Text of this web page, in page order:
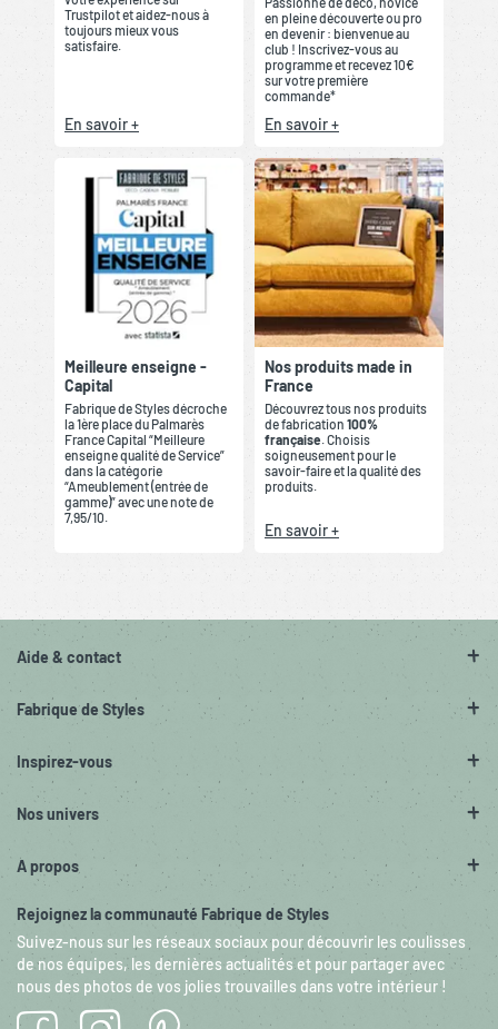
Trustpilot et aidez-nous à
toujours mieux vous
satisfaire.
En savoir +
en pleine découverte ou pro
en devenir : bienvenue au
club ! Inscrivez-vous au
programme et recevez 10€
sur votre première
commande*
En savoir +
Meilleure enseigne -
Capital
Fabrique de Styles décroche
la 1ère place du Palmarès
France Capital “Meilleure
enseigne qualité de Service”
dans la catégorie
“Ameublement (entrée de
gamme)” avec une note de
7,95/10.
Nos produits made in
France
Découvrez tous nos produits
de fabrication 100%
française . Choisis
soigneusement pour le
savoir-faire et la qualité des
produits.
En savoir +
Aide & contact
Fabrique de Styles
Inspirez-vous
Nos univers
A propos
Rejoignez la communauté Fabrique de Styles
Suivez-nous sur les réseaux sociaux pour découvrir les coulisses
de nos équipes, les dernières actualités et pour partager avec
nous des photos de vos jolies trouvailles dans votre intérieur !